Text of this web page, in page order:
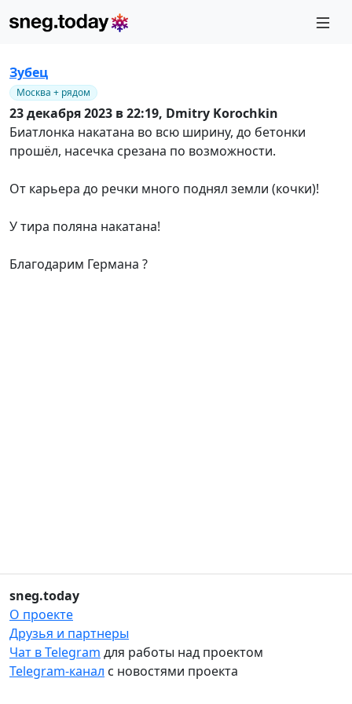
Зубец
Москва + рядом
23 декабря 2023 в 22:19, Dmitry Korochkin
Биатлонка накатана во всю ширину, до бетонки
прошёл, насечка срезана по возможности.
От карьера до речки много поднял земли (кочки)!
У тира поляна накатана!
Благодарим Германа ?
sneg.today
О проекте
Друзья и партнеры
Чат в Telegram для работы над проектом
Telegram-канал с новостями проекта